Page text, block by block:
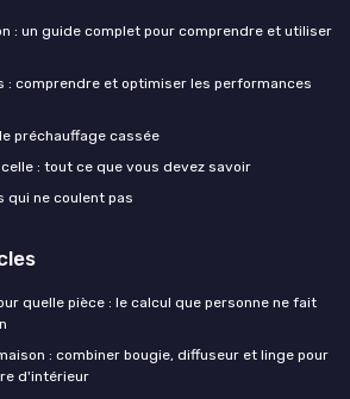
: un guide complet pour comprendre et utiliser
: comprendre et optimiser les performances
préchauffage cassée
: tout ce que vous devez savoir
qui ne coulent pas
quelle pièce : le calcul que personne ne fait
: combiner bougie, diffuseur et linge pour
d'intérieur